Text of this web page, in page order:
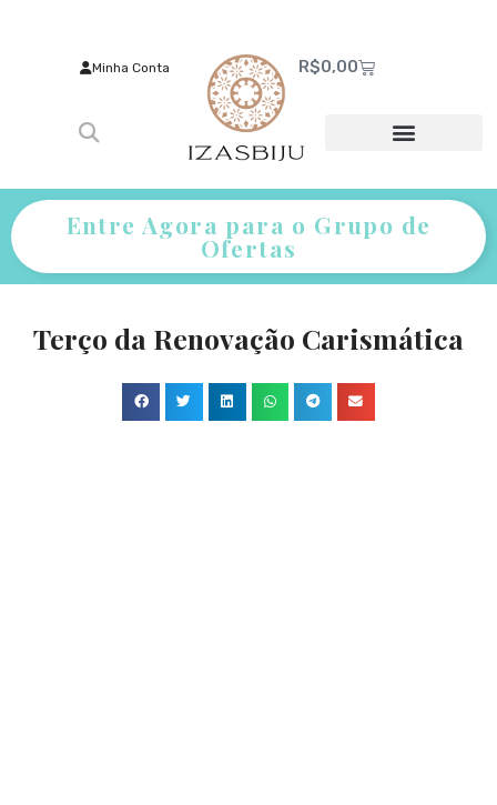
Minha Conta R$0,00
Entre Agora para o Grupo de
Ofertas
Terço da Renovação Carismática